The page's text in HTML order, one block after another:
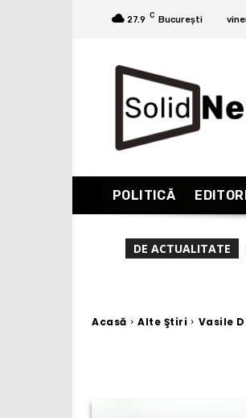
27.9 C București
POLITICĂ
DE ACTUALITATE
Acasă Alte Ştiri Vasile